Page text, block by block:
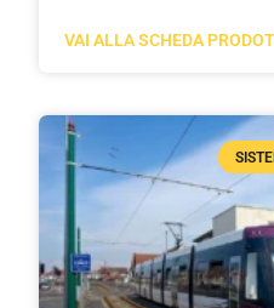
VAI ALLA SCHEDA